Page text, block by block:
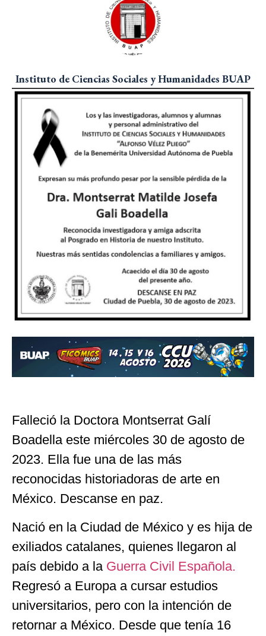
Instituto de Ciencias Sociales y Humanidades BUAP
Falleció la Doctora Montserrat Galí
Boadella este miércoles 30 de agosto de
2023. Ella fue una de las más
reconocidas historiadoras de arte en
México. Descanse en paz.
Nació en la Ciudad de México y es hija de
exiliados catalanes, quienes llegaron al
país debido a la Guerra Civil Española.
Regresó a Europa a cursar estudios
universitarios, pero con la intención de
retornar a México. Desde que tenía 16